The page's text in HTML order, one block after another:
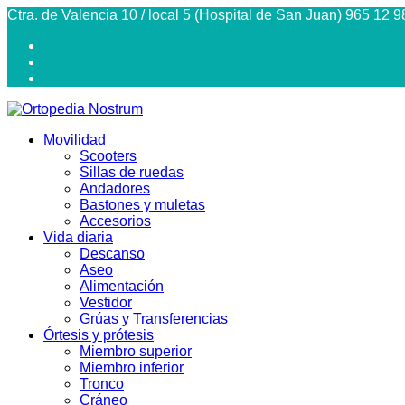
Ctra. de Valencia 10 / local 5 (Hospital de San Juan) 965 12
Movilidad
Scooters
Sillas de ruedas
Andadores
Bastones y muletas
Accesorios
Vida diaria
Descanso
Aseo
Alimentación
Vestidor
Grúas y Transferencias
Órtesis y prótesis
Miembro superior
Miembro inferior
Tronco
Cráneo